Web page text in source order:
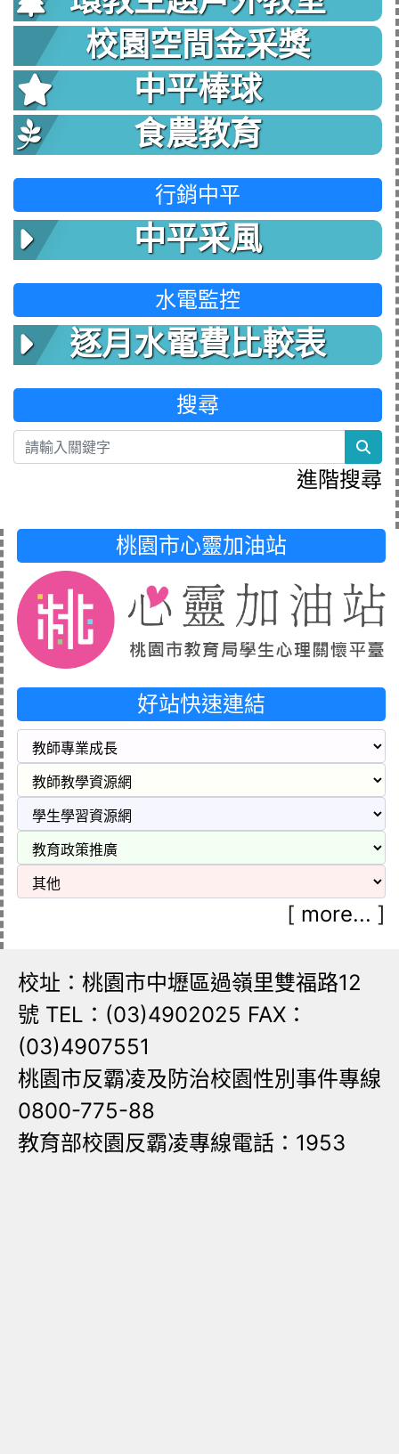
校園空間金采獎
中平棒球
食農教育
行銷中平
中平采風
水電監控
逐月水電費比較表
搜尋
進階搜尋
桃園市心靈加油站
好站快速連結
[ more... ]
校址：桃園市中壢區過嶺里雙福路12
號 TEL：(03)4902025 FAX：
(03)4907551
桃園市反霸凌及防治校園性別事件專線
0800-775-88
教育部校園反霸凌專線電話：1953